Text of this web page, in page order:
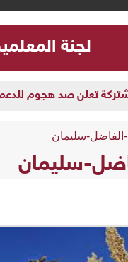
لجنة
تعلن صد هجوم للدعم
الفاضل-سليمان
سليمان